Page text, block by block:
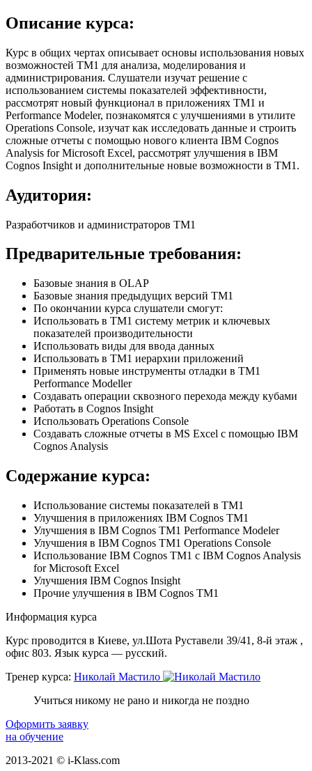
Описание курса:
Курс в общих чертах описывает основы использования новых
возможностей ТМ1 для анализа, моделирования и
администрирования. Слушатели изучат решение с
использованием системы показателей эффективности,
рассмотрят новый функционал в приложениях ТМ1 и
Performance Modeler, познакомятся с улучшениями в утилите
Operations Console, изучат как исследовать данные и строить
сложные отчеты с помощью нового клиента IBM Cognos
Analysis for Microsoft Excel, рассмотрят улучшения в IBM
Cognos Insight и дополнительные новые возможности в TM1.
Аудитория:
Разработчиков и администраторов ТМ1
Предварительные требования:
Базовые знания в OLAP
Базовые знания предыдущих версий ТМ1
По окончании курса слушатели смогут:
Использовать в TM1 систему метрик и ключевых
показателей производительности
Использовать виды для ввода данных
Использовать в ТМ1 иерархии приложений
Применять новые инструменты отладки в TM1
Performance Modeller
Создавать операции сквозного перехода между кубами
Работать в Cognos Insight
Использовать Operations Console
Создавать сложные отчеты в MS Excel с помощью IBM
Cognos Analysis
Содержание курса:
Использование системы показателей в TM1
Улучшения в приложениях IBM Cognos TM1
Улучшения в IBM Cognos TM1 Performance Modeler
Улучшения в IBM Cognos TM1 Operations Console
Использование IBM Cognos TM1 c IBM Cognos Analysis
for Microsoft Excel
Улучшения IBM Cognos Insight
Прочие улучшения в IBM Cognos TM1
Информация курса
Курс проводится в Киеве, ул.Шота Руставели 39/41, 8-й этаж ,
офис 803. Язык курса — русский.
Тренер курса: Николай Мастило
Учиться никому не рано и никогда не поздно
Оформить заявку
на обучение
2013-2021 © i-Klass.com